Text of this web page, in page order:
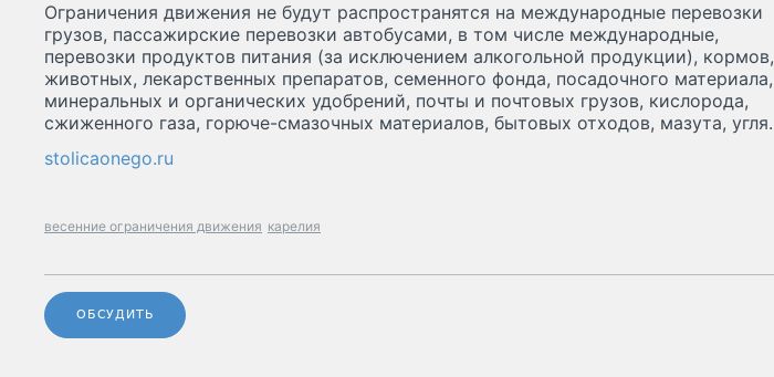
Ограничения движения не будут распространятся на международные перевозки
грузов, пассажирские перевозки автобусами, в том числе международные,
перевозки продуктов питания (за исключением алкогольной продукции), кормов,
животных, лекарственных препаратов, семенного фонда, посадочного материала,
минеральных и органических удобрений, почты и почтовых грузов, кислорода,
сжиженного газа, горюче-смазочных материалов, бытовых отходов, мазута, угля.
stolicaonego.ru
весенние ограничения движения карелия
ОБСУДИТЬ